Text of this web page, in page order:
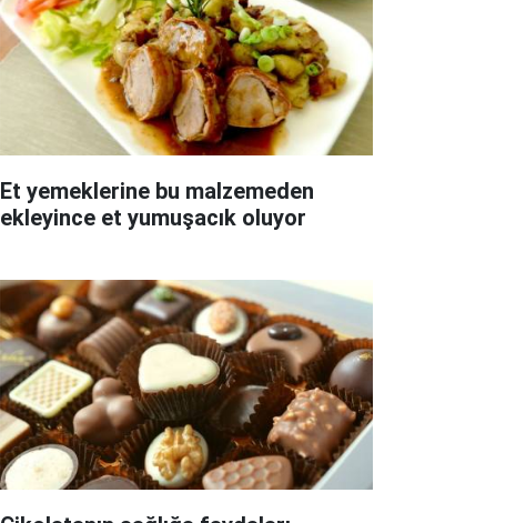
Et yemeklerine bu malzemeden
ekleyince et yumuşacık oluyor